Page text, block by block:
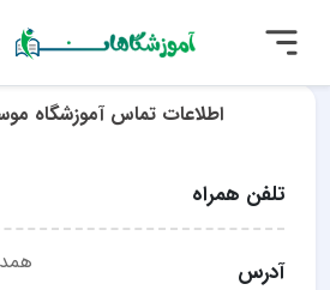
اطلاعات تماس آموزشگاه
تلفن همراه
آدرس